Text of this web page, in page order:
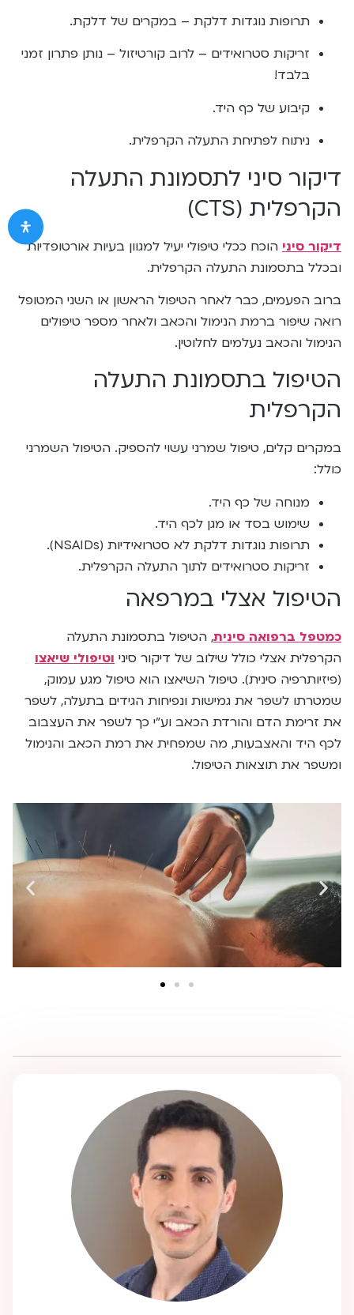
תרופות נוגדות דלקת – במקרים של דלקת.
זריקות סטרואידים – לרוב קורטיזול – נותן פתרון זמני
בלבד!
קיבוע של כף היד.
ניתוח לפתיחת התעלה הקרפלית.
דיקור סיני לתסמונת התעלה
הקרפלית (CTS)
דיקור סיני הוכח ככלי טיפולי יעיל למגוון בעיות אורטופדיות
ובכלל בתסמונת התעלה הקרפלית.
ברוב הפעמים, כבר לאחר הטיפול הראשון או השני המטופל
רואה שיפור ברמת הנימול והכאב ולאחר מספר טיפולים
הנימול והכאב נעלמים לחלוטין.
הטיפול בתסמונת התעלה
הקרפלית
במקרים קלים, טיפול שמרני עשוי להספיק. הטיפול השמרני
כולל:
מנוחה של כף היד.
שימוש בסד או מגן לכף היד.
תרופות נוגדות דלקת לא סטרואידיות (NSAIDs).
זריקות סטרואידים לתוך התעלה הקרפלית.
הטיפול אצלי במרפאה
כמטפל ברפואה סינית, הטיפול בתסמונת התעלה
הקרפלית אצלי כולל שילוב של דיקור סיני וטיפולי שיאצו
(פיזיותרפיה סינית). טיפול השיאצו הוא טיפול מגע עמוק,
שמטרתו לשפר את גמישות ונפיחות הגידים בתעלה, לשפר
את זרימת הדם והורדת הכאב וע”י כך לשפר את העצבוב
לכף היד והאצבעות, מה שמפחית את רמת הכאב והנימול
ומשפר את תוצאות הטיפול.